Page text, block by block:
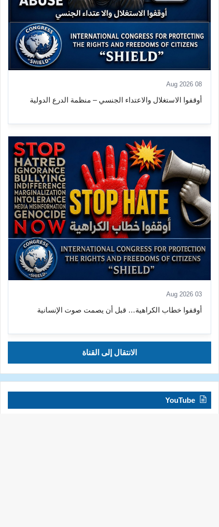
08 Aug 2026
أوقفوا الاستغلال والاعتداء الجنسي – منظمة الدرع الدولية
03 Aug 2026
أوقفوا خطاب الكراهية… قبل أن يصمت صوت الإنسانية
الانتقال إلى القناة
YouTube